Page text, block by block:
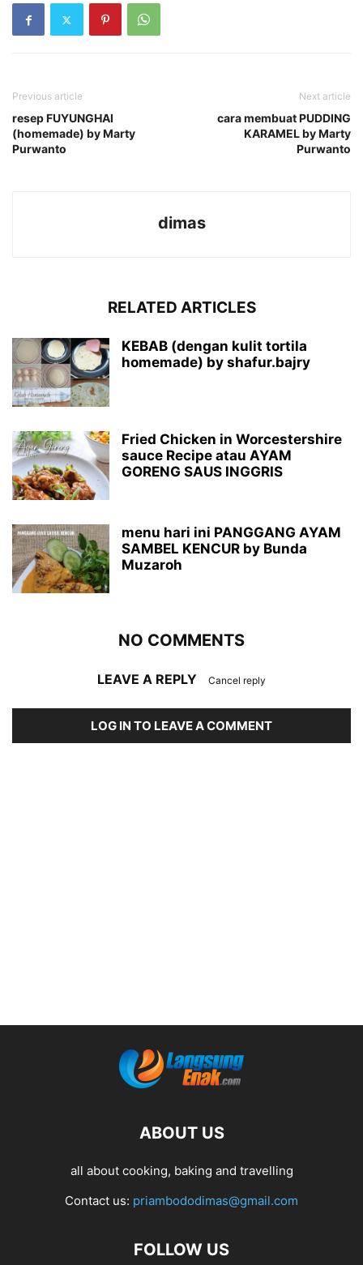
Previous article
resep FUYUNGHAI
(homemade) by Marty
Purwanto
Next article
cara membuat PUDDING
KARAMEL by Marty
Purwanto
dimas
RELATED ARTICLES
KEBAB (dengan kulit tortila
homemade) by shafur.bajry
Fried Chicken in Worcestershire
sauce Recipe atau AYAM
GORENG SAUS INGGRIS
menu hari ini PANGGANG AYAM
SAMBEL KENCUR by Bunda
Muzaroh
NO COMMENTS
LEAVE A REPLY Cancel reply
LOG IN TO LEAVE A COMMENT
ABOUT US
all about cooking, baking and travelling
Contact us: priambododimas@gmail.com
FOLLOW US